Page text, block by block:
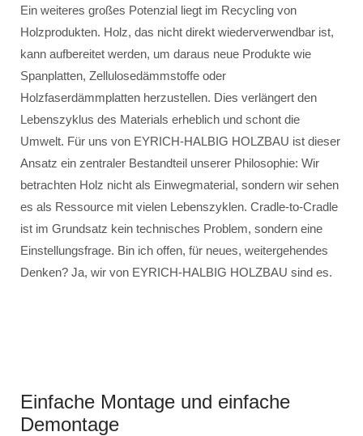
Ein weiteres großes Potenzial liegt im Recycling von
Holzprodukten. Holz, das nicht direkt wiederverwendbar ist,
kann aufbereitet werden, um daraus neue Produkte wie
Spanplatten, Zellulosedämmstoffe oder
Holzfaserdämmplatten herzustellen. Dies verlängert den
Lebenszyklus des Materials erheblich und schont die
Umwelt. Für uns von EYRICH-HALBIG HOLZBAU ist dieser
Ansatz ein zentraler Bestandteil unserer Philosophie: Wir
betrachten Holz nicht als Einwegmaterial, sondern wir sehen
es als Ressource mit vielen Lebenszyklen. Cradle-to-Cradle
ist im Grundsatz kein technisches Problem, sondern eine
Einstellungsfrage. Bin ich offen, für neues, weitergehendes
Denken? Ja, wir von EYRICH-HALBIG HOLZBAU sind es.
Einfache Montage und einfache
Demontage